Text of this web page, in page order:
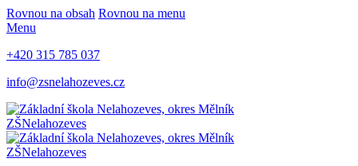
Rovnou na obsah Rovnou na menu
Menu
+420 315 785 037
info@zsnelahozeves.cz
ZŠNelahozeves
ZŠNelahozeves